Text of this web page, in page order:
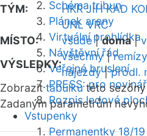
Schéma tribun
Plánek areny
Virtuální prohlídka
Návštěvní řád
Veřejné bruslení
PRESS: pro
Rozpis ledové
Vstupenky
Permanentky 18/19
TÝM:
HKR JIH KAD
UNL VRC
MÍSTO:
všude|doma|
VÝSLEDKY:
všechny|remízy
nájezdy|prodl.
Zobrazittabulkutéto sezóny
Zadaným parametrům